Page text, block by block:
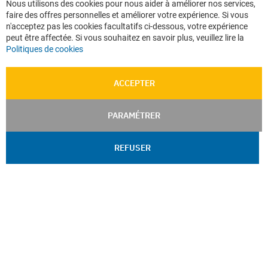
Nous utilisons des cookies pour nous aider à améliorer nos services,
faire des offres personnelles et améliorer votre expérience. Si vous
n'acceptez pas les cookies facultatifs ci-dessous, votre expérience
peut être affectée. Si vous souhaitez en savoir plus, veuillez lire la
Politiques de cookies
ACCEPTER
PARAMÉTRER
REFUSER